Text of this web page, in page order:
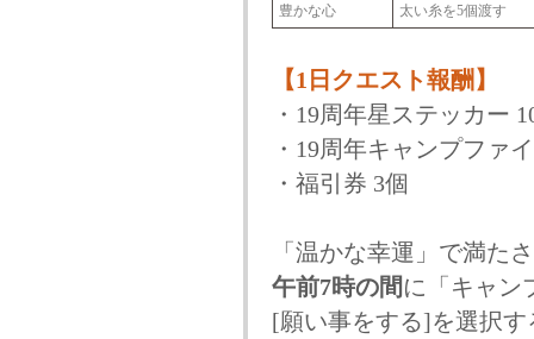
豊かな心 太い糸を5個渡す
【1日クエスト報酬】
・19周年星ステッカー
・19周年キャンプフ
・福引券 3個
「温かな幸運」で満た
午前7時の間 に「キャン
[願い事をする]を選択